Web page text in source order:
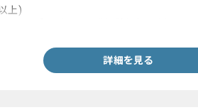
上)
詳細を見る